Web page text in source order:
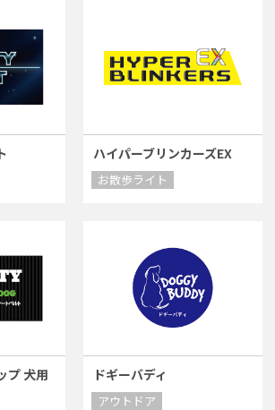
ハイパーブリンカーズEX
お散歩ライト
プ 犬用
ドギーバディ
アウトドア